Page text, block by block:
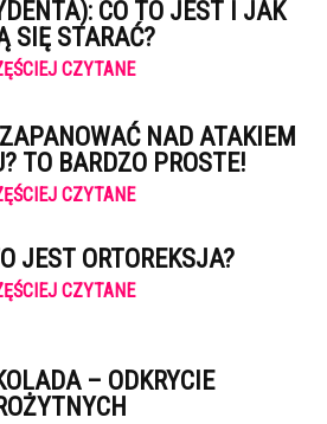
CO TO JEST I JAK
SIĘ STARAĆ?
CZYTANE
NAD ATAKIEM
TO BARDZO PROSTE!
CZYTANE
JEST ORTOREKSJA?
CZYTANE
– ODKRYCIE